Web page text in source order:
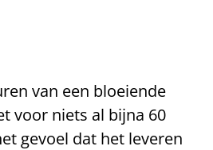
van een bloeiende
voor niets al bijna 60
gevoel dat het leveren